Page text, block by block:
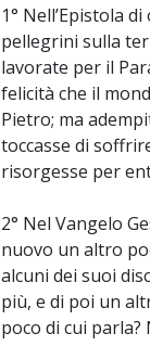
1° Nell’Epistola
pellegrini sulla
lavorate per il
felicità che il
Pietro; ma
toccasse di
risorgesse per
2° Nel Vangelo
nuovo un altro
alcuni dei suoi
più, e di poi un
poco di cui